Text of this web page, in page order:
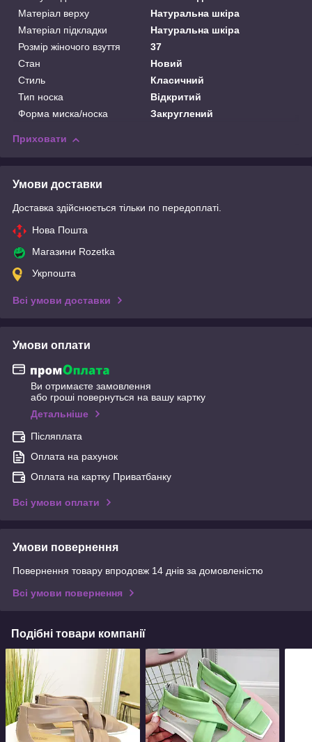
Матеріал верху
Натуральна шкіра
Матеріал підкладки
Натуральна шкіра
Розмір жіночого взуття
37
Стан
Новий
Стиль
Класичний
Тип носка
Відкритий
Форма миска/носка
Закруглений
Приховати
Умови доставки
Доставка здійснюється тільки по передоплаті.
Нова Пошта
Магазини Rozetka
Укрпошта
Всі умови доставки
Умови оплати
Ви отримаєте замовлення
або гроші повернуться на вашу картку
Детальніше
Післяплата
Оплата на рахунок
Оплата на картку Приватбанку
Всі умови оплати
Умови повернення
Повернення товару впродовж 14 днів за домовленістю
Всі умови повернення
Подібні товари компанії